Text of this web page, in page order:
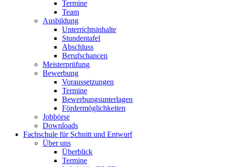
Termine
Team
Ausbildung
Unterrichtsinhalte
Stundentafel
Abschluss
Berufschancen
Meisterprüfung
Bewerbung
Voraussetzungen
Termine
Bewerbungsunterlagen
Fördermöglichkeiten
Jobbörse
Downloads
Fachschule für Schnitt und Entwurf
Über uns
Überblick
Termine